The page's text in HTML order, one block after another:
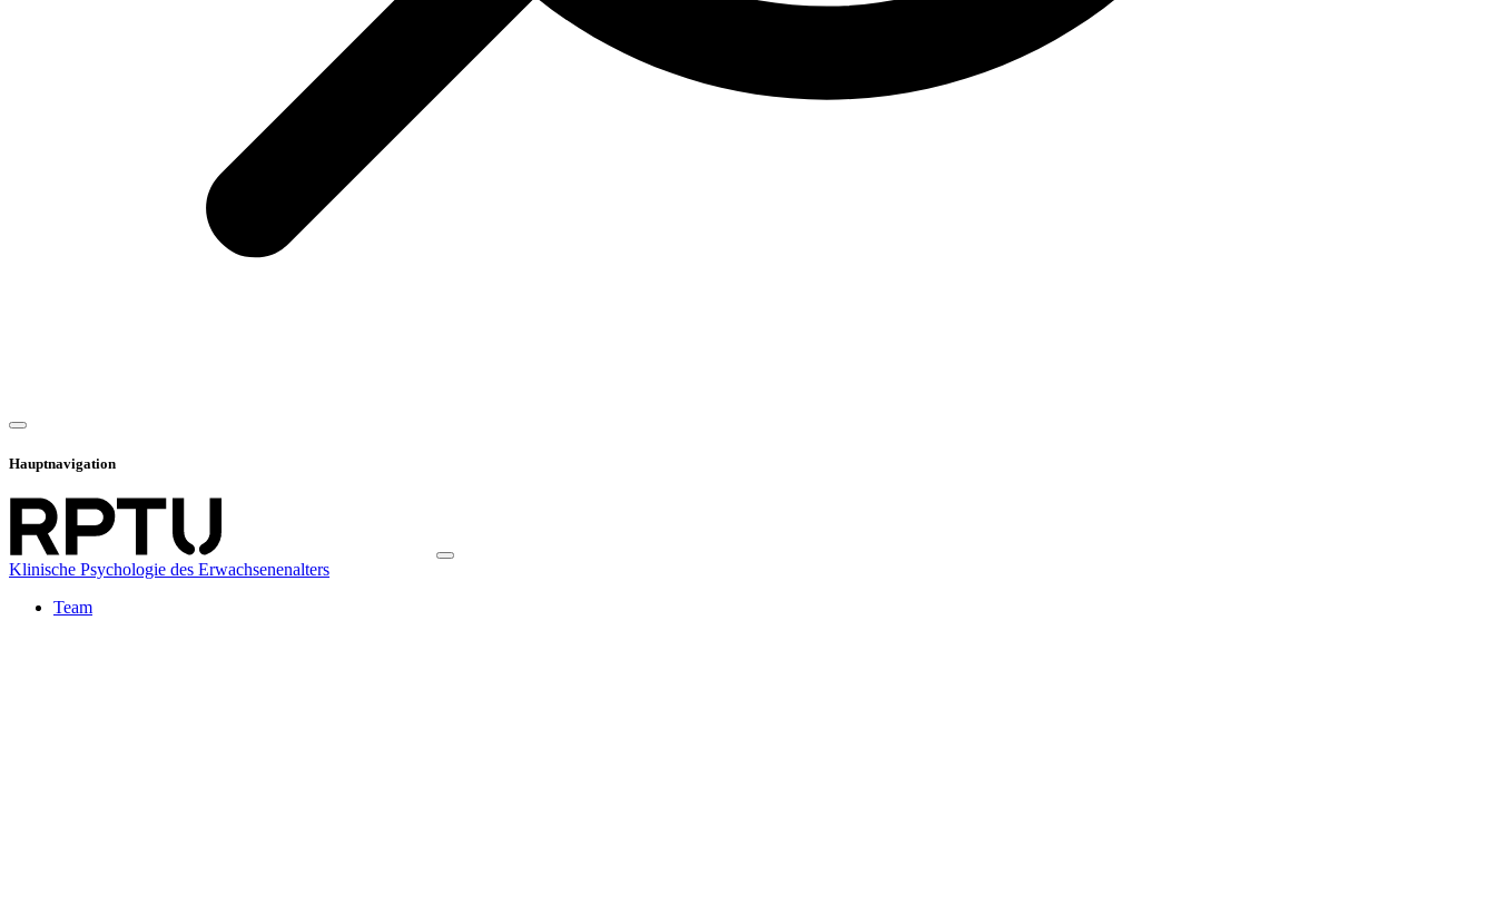
Hauptnavigation
Klinische Psychologie des Erwachsenenalters
Team